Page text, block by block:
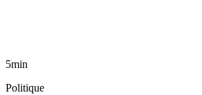
5min
Politique